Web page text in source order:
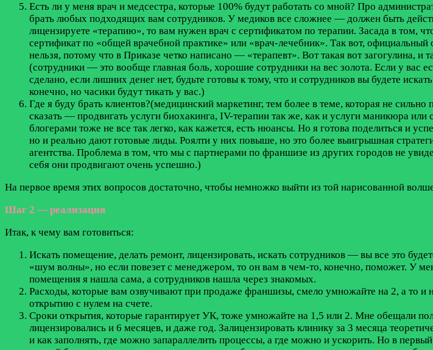
Есть ли у меня врач и медсестра, которые 100% будут работать со мной? Про
брать любых подходящих вам сотрудников. У медиков все сложнее — должен быть
лицензируете «терапию», то вам нужен врач с сертификатом по терапии. Засада в том,
сертификат по «общей врачебной практике» или «врач-лечебник». Так вот,
нельзя, потому что в Приказе четко написано — «терапевт». Вот такая вот загогулина,
(сотрудники — это вообще главная боль, хорошие сотрудники на вес золота. Если у
сделано, если лишних денег нет, будьте готовы к тому, что и сотрудников вы будете
конечно, но часики будут тикать у вас.)
Где я буду брать клиентов?(медицинский маркетинг, тем более в теме, которая не
сказать — продвигать услуги биохакинга, IV-терапии так же, как и услуги маникюра
блогерами тоже не все так легко, как кажется, есть нюансы. Но я готова поделиться
но и реально дают готовые лиды. Роялти у них повыше, но это более выигрышная
агентства. Проблема в том, что мы с партнерами по франшизе из других городов не
себя они продвигают очень успешно.)
На первое время этих вопросов достаточно, чтобы немножко выйти из той нарисованной
Шаг 2 — реализация
Итак, к чему вам готовиться:
Искать помещение, делать ремонт, лицензировать, искать сотрудников — вы все это
«шум волны», но если повезет с менеджером, то он вам в чем-то, конечно, поможет. У
помещения я нашла сама, а сотрудников нашла через знакомых.
Расходы, которые вам озвучивают при продаже франшизы, смело умножайте на 2, а то и
открытию с нулем на счете.
Сроки открытия, которые гарантирует УК, тоже умножайте на 1,5 или 2. Мне обещали
лицензировались и 6 месяцев, и даже год. Залицензировать клинику за 3 месяца
и как заполнять, где можно запараллелить процессы, а где можно и ускорить. Но в